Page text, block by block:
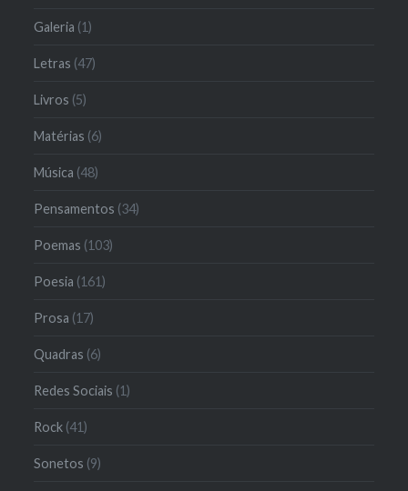
Galeria (1)
Letras (47)
Livros (5)
Matérias (6)
Música (48)
Pensamentos (34)
Poemas (103)
Poesia (161)
Prosa (17)
Quadras (6)
Redes Sociais (1)
Rock (41)
Sonetos (9)